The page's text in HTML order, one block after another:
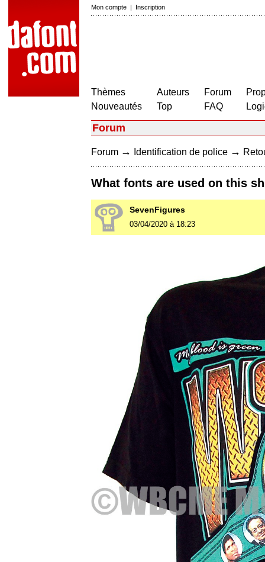
Mon compte | Inscription
Thèmes
Nouveautés
Auteurs
Top
Forum
FAQ
Forum
Forum → Identification de police →
What fonts are used on this
SevenFigures
03/04/2020 à 18:23